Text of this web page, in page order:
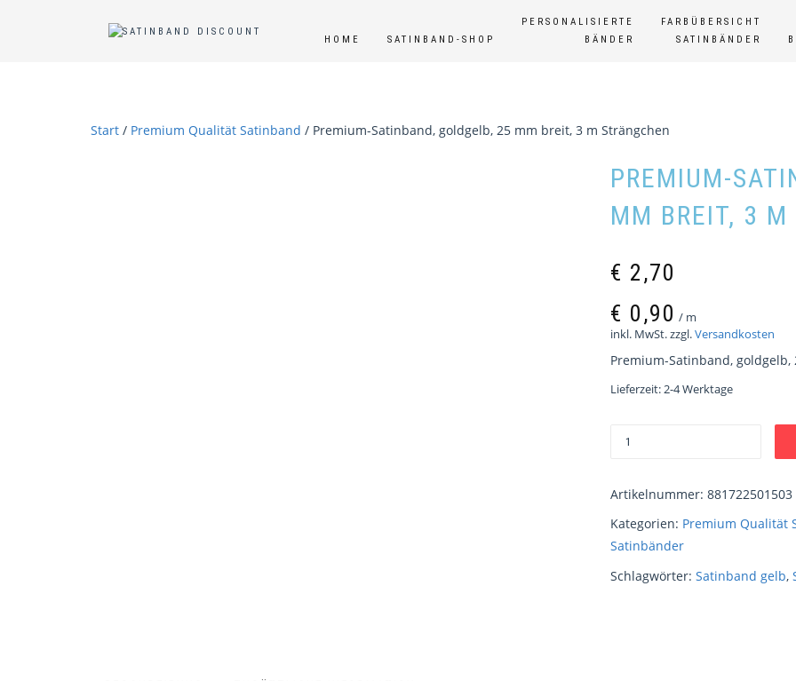
HOME SATINBAND-SHOP
PERSONALISIERTE
BÄNDER
FARBÜBERSICHT
SATINBÄNDER
Start / Premium Qualität Satinband / Premium-Satinband, goldgelb, 25 mm breit, 3 m Strängchen
PREMIUM-
MM BREIT, 3 M
€ 2,70
€ 0,90 / m
inkl. MwSt.zzgl.Versandkosten
Premium-Satinband,
Lieferzeit:2-4 Werktage
Artikelnummer: 881722501503
Kategorien: Premium Qualität
Satinbänder
Schlagwörter: Satinband gelb,